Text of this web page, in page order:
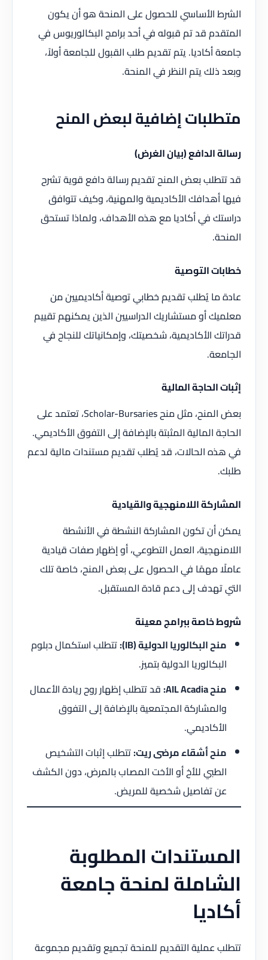
الشرط الأساسي للحصول على المنحة هو أن يكون
المتقدم قد تم قبوله في أحد برامج البكالوريوس في
جامعة أكاديا. يتم تقديم طلب القبول للجامعة أولاً،
وبعد ذلك يتم النظر في المنحة.
متطلبات إضافية لبعض المنح
رسالة الدافع (بيان الغرض)
قد تتطلب بعض المنح تقديم رسالة دافع قوية تشرح
فيها أهدافك الأكاديمية والمهنية، وكيف تتوافق
دراستك في أكاديا مع هذه الأهداف، ولماذا تستحق
المنحة.
خطابات التوصية
عادة ما يُطلب تقديم خطابي توصية أكاديميين من
معلميك أو مستشاريك الدراسيين الذين يمكنهم تقييم
قدراتك الأكاديمية، شخصيتك، وإمكانياتك للنجاح في
الجامعة.
إثبات الحاجة المالية
بعض المنح، مثل منح Scholar-Bursaries، تعتمد على
الحاجة المالية المثبتة بالإضافة إلى التفوق الأكاديمي.
في هذه الحالات، قد يُطلب تقديم مستندات مالية لدعم
طلبك.
المشاركة اللامنهجية والقيادية
يمكن أن تكون المشاركة النشطة في الأنشطة
اللامنهجية، العمل التطوعي، أو إظهار صفات قيادية
عاملًا مهمًا في الحصول على بعض المنح، خاصة تلك
التي تهدف إلى دعم قادة المستقبل.
شروط خاصة ببرامج معينة
منح البكالوريا الدولية (IB):
تتطلب استكمال دبلوم
البكالوريا الدولية بتميز.
منح AIL Acadia:
قد تتطلب إظهار روح ريادة الأعمال
والمشاركة المجتمعية بالإضافة إلى التفوق
الأكاديمي.
منح أشقاء مرضى ريت:تتطلب إثبات التشخيص
الطبي للأخ أو الأخت المصاب بالمرض، دون الكشف
عن تفاصيل شخصية للمريض.
المستندات المطلوبة
الشاملة لمنحة جامعة
أكاديا
تتطلب عملية التقديم للمنحة تجميع وتقديم مجموعة